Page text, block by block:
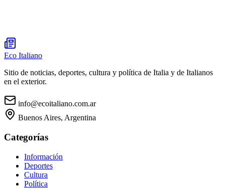
Eco Italiano
Sitio de noticias, deportes, cultura y política de Italia y de Italianos
en el exterior.
info@ecoitaliano.com.ar
Buenos Aires, Argentina
Categorías
Información
Deportes
Cultura
Política